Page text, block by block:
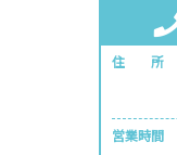
住 所
営業時間